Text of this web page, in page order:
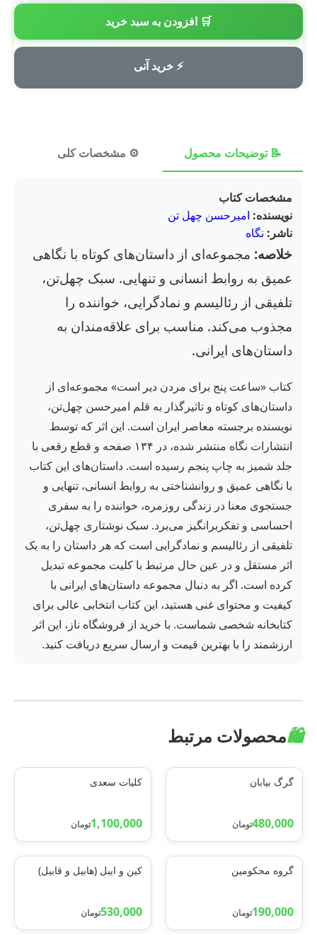
🛒 افزودن به سبد خرید
⚡ خرید آنی
💳 پرداخت امن
📝 توضیحات محصول ⚙️ مشخصات کلی
مشخصات کتاب
نویسنده: امیرحسن چهل تن
ناشر: نگاه
خلاصه: مجموعه‌ای از داستان‌های کوتاه با نگاهی
عمیق به روابط انسانی و تنهایی. سبک چهل‌تن،
تلفیقی از رئالیسم و نمادگرایی، خواننده را
مجذوب می‌کند. مناسب برای علاقه‌مندان به
داستان‌های ایرانی.
کتاب «ساعت پنج برای مردن دیر است» مجموعه‌ای از
داستان‌های کوتاه و تاثیرگذار به قلم امیرحسن چهل‌تن،
نویسنده برجسته معاصر ایران است. این اثر که توسط
انتشارات نگاه منتشر شده، در ۱۳۴ صفحه و قطع رقعی با
جلد شمیز به چاپ پنجم رسیده است. داستان‌های این کتاب
با نگاهی عمیق و روانشناختی به روابط انسانی، تنهایی و
جستجوی معنا در زندگی روزمره، خواننده را به سفری
احساسی و تفکربرانگیز می‌برد. سبک نوشتاری چهل‌تن،
تلفیقی از رئالیسم و نمادگرایی است که هر داستان را به یک
اثر مستقل و در عین حال مرتبط با کلیت مجموعه تبدیل
کرده است. اگر به دنبال مجموعه داستان‌های ایرانی با
کیفیت و محتوای غنی هستید، این کتاب انتخابی عالی برای
کتابخانه شخصی شماست. با خرید از فروشگاه ناز، این اثر
ارزشمند را با بهترین قیمت و ارسال سریع دریافت کنید.
🛍️محصولات مرتبط
گرگ بیابان
480,000تومان
کلیات سعدی
1,100,000تومان
گروه محکومین
190,000تومان
کین و ایبل (هابیل و قابیل)
530,000تومان